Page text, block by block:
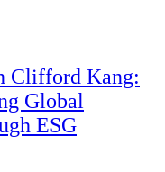
Clifford Kang:
Global
ESG